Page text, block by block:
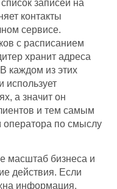
записей на
контакты
сервисе.
с расписанием
хранит адреса
каждом из этих
использует
а значит он
и тем самым
по смыслу
масштаб бизнеса и
действия. Если
информация,